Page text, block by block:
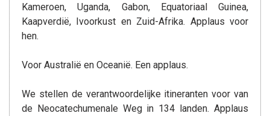
Kameroen, Uganda, Gabon, Equatoriaal Guinea,
Kaapverdië, Ivoorkust en Zuid-Afrika. Applaus voor
hen.
Voor Australië en Oceanië. Een applaus.
We stellen de verantwoordelijke itineranten voor van
de Neocatechumenale Weg in 134 landen. Applaus